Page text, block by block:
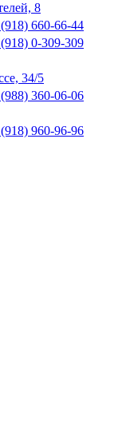
8
660-66-44
0-309-309
34/5
360-06-06
960-96-96